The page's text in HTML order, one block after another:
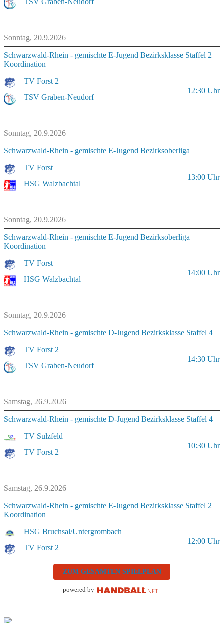
Sonntag, 20.9.2026
Schwarzwald-Rhein - gemischte E-Jugend Bezirksklasse Staffel 2
Koordination
TV Forst 2
TSV Graben-Neudorf
12:30 Uhr
Sonntag, 20.9.2026
Schwarzwald-Rhein - gemischte E-Jugend Bezirksoberliga
TV Forst
HSG Walzbachtal
13:00 Uhr
Sonntag, 20.9.2026
Schwarzwald-Rhein - gemischte E-Jugend Bezirksoberliga
Koordination
TV Forst
HSG Walzbachtal
14:00 Uhr
Sonntag, 20.9.2026
Schwarzwald-Rhein - gemischte D-Jugend Bezirksklasse Staffel 4
TV Forst 2
TSV Graben-Neudorf
14:30 Uhr
Samstag, 26.9.2026
Schwarzwald-Rhein - gemischte D-Jugend Bezirksklasse Staffel 4
TV Sulzfeld
TV Forst 2
10:30 Uhr
Samstag, 26.9.2026
Schwarzwald-Rhein - gemischte E-Jugend Bezirksklasse Staffel 2
Koordination
HSG Bruchsal/Untergrombach
TV Forst 2
12:00 Uhr
ZUM GESAMTEN SPIELPLAN
powered by